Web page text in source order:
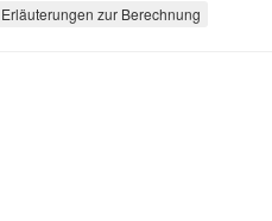
Erläuterungen zur Berechnung